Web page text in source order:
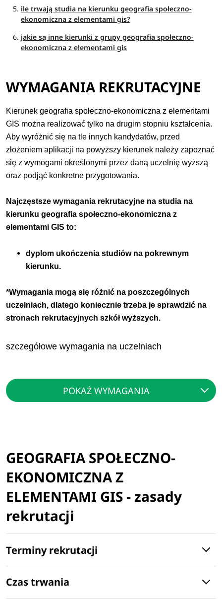
ile trwają studia na kierunku geografia społeczno-
ekonomiczna z elementami gis?
jakie są inne kierunki z grupy geografia społeczno-
ekonomiczna z elementami gis
WYMAGANIA REKRUTACYJNE
Kierunek geografia społeczno-ekonomiczna z elementami
GIS można realizować tylko na drugim stopniu kształcenia.
Aby wyróżnić się na tle innych kandydatów, przed
złożeniem aplikacji na powyższy kierunek należy zapoznać
się z wymogami określonymi przez daną uczelnię wyższą
oraz podjąć konkretne przygotowania.
Najczęstsze wymagania rekrutacyjne na studia na
kierunku geografia społeczno-ekonomiczna z
elementami GIS to:
dyplom ukończenia studiów na pokrewnym
kierunku.
*Wymagania mogą się różnić na poszczególnych
uczelniach, dlatego koniecznie trzeba je sprawdzić na
stronach rekrutacyjnych szkół wyższych.
szczegółowe wymagania na uczelniach
POKAŻ WYMAGANIA
GEOGRAFIA SPOŁECZNO-
EKONOMICZNA Z
ELEMENTAMI GIS - zasady
rekrutacji
Terminy rekrutacji
Czas trwania